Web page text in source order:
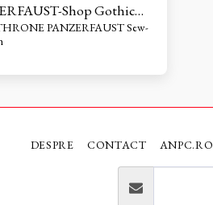
Shop Gothic
Sew-
DESPRE CONTACT ANPC.RO